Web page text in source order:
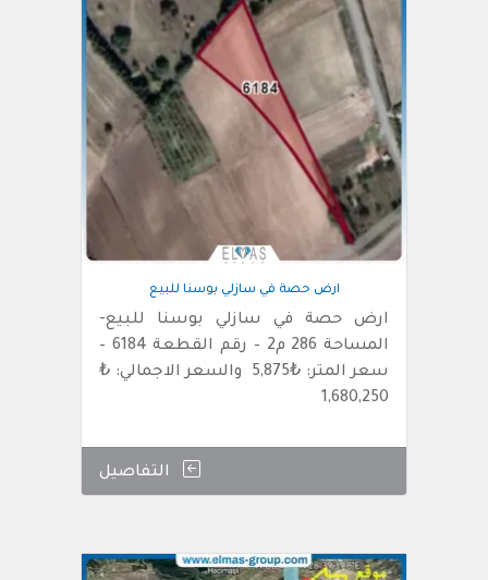
ارض حصة في سازلي بوسنا للبيع
ارض حصة في سازلي بوسنا للبيع-
المساحة 286 م2 – رقم القطعة 6184 –
سعر المتر: ₺5,875 والسعر الاجمالي: ₺
1,680,250
التفاصيل